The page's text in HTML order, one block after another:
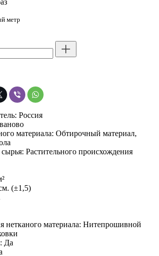
метр
Россия
материала: Обтирочный материал,
Растительного происхождения
(±1,5)
нетканого материала: Нитепрошивной
Да